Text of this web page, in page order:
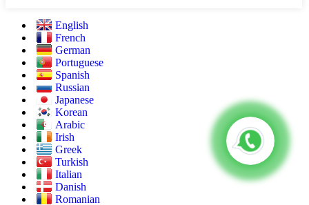
English
French
German
Portuguese
Spanish
Russian
Japanese
Korean
Arabic
Irish
Greek
Turkish
Italian
Danish
Romanian